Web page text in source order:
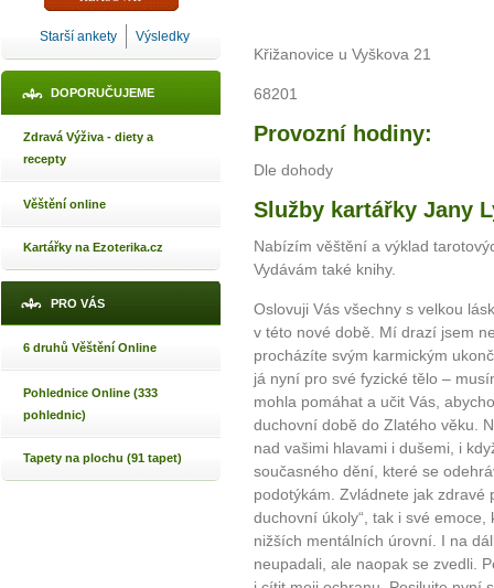
Starší ankety Výsledky
DOPORUČUJEME
Zdravá Výživa - diety a
recepty
Věštění online
Kartářky na Ezoterika.cz
PRO VÁS
6 druhů Věštění Online
Pohlednice Online (333
pohlednic)
Tapety na plochu (91 tapet)
Křižanovice u Vyškova 21
68201
Provozní hodiny:
Dle dohody
Služby kartářky Jany
Nabízím věštění a výklad
Vydávám také knihy.
Oslovuji Vás všechny s velkou
v této nové době. Mí drazí jsem
procházíte svým karmickým
já nyní pro své fyzické tělo –
mohla pomáhat a učit Vás,
duchovní době do Zlatého věku.
nad vašimi hlavami i dušemi, i
současného dění, které se
podotýkám. Zvládnete jak zdravé
duchovní úkoly“, tak i své
nižších mentálních úrovní. I na
neupadali, ale naopak se zvedli.